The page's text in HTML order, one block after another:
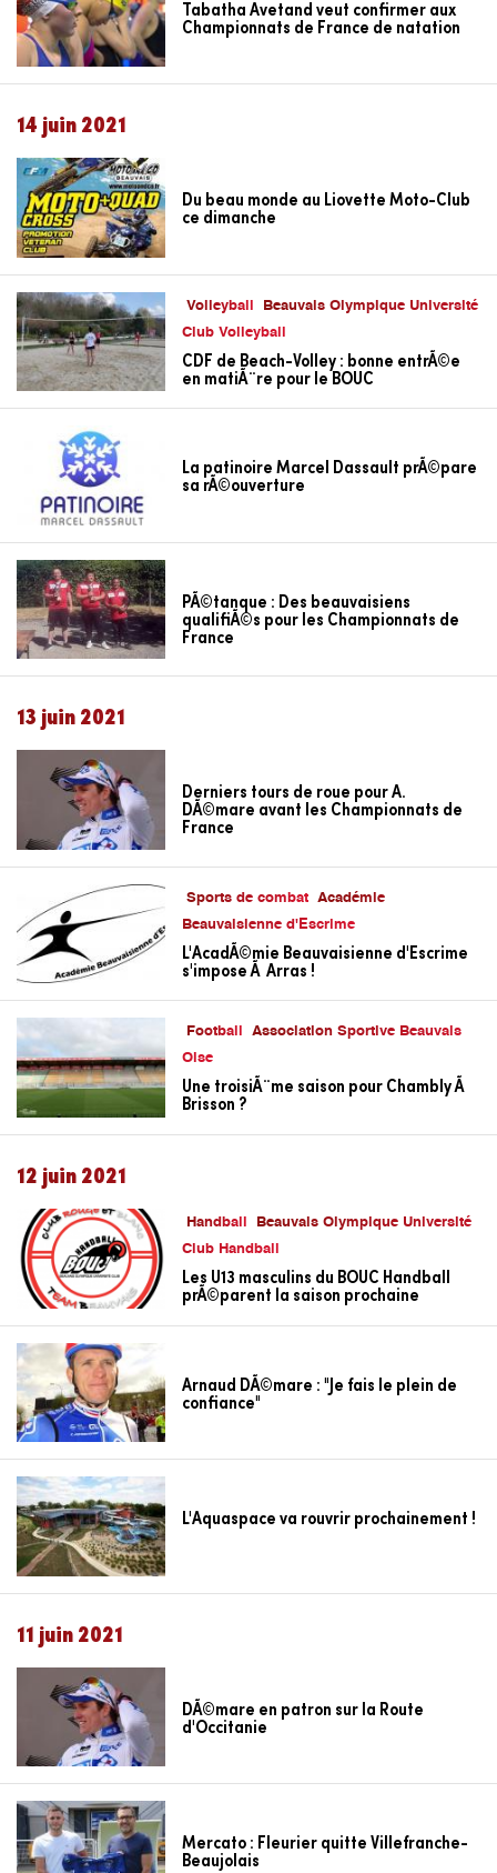
Tabatha Avetand veut confirmer aux
Championnats de France de natation
14 juin 2021
Du beau monde au Liovette Moto-Club
ce dimanche
Volleyball
Beauvais Olympique Université
Club Volleyball
CDF de Beach-Volley : bonne entrÃ©e
en matiÃ¨re pour le BOUC
La patinoire Marcel Dassault prÃ©pare
sa rÃ©ouverture
PÃ©tanque : Des beauvaisiens
qualifiÃ©s pour les Championnats de
France
13 juin 2021
Derniers tours de roue pour A.
DÃ©mare avant les Championnats de
France
Sports de combat
Académie
Beauvaisienne d'Escrime
L'AcadÃ©mie Beauvaisienne d'Escrime
s'impose Ã Arras !
Football
Association Sportive Beauvais
Oise
Une troisiÃ¨me saison pour Chambly Ã
Brisson ?
12 juin 2021
Handball
Beauvais Olympique Université
Club Handball
Les U13 masculins du BOUC Handball
prÃ©parent la saison prochaine
Arnaud DÃ©mare : "Je fais le plein de
confiance"
L'Aquaspace va rouvrir prochainement !
11 juin 2021
DÃ©mare en patron sur la Route
d'Occitanie
Mercato : Fleurier quitte Villefranche-
Beaujolais